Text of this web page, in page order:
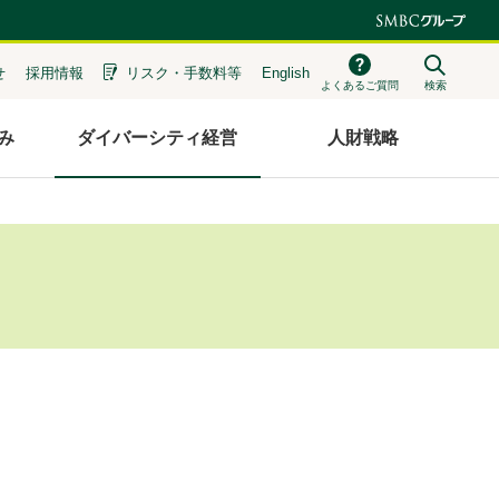
採用情報 リスク・ 手数料等 English
よくあるご質問 検索
ダイバーシティ経営 人財戦略